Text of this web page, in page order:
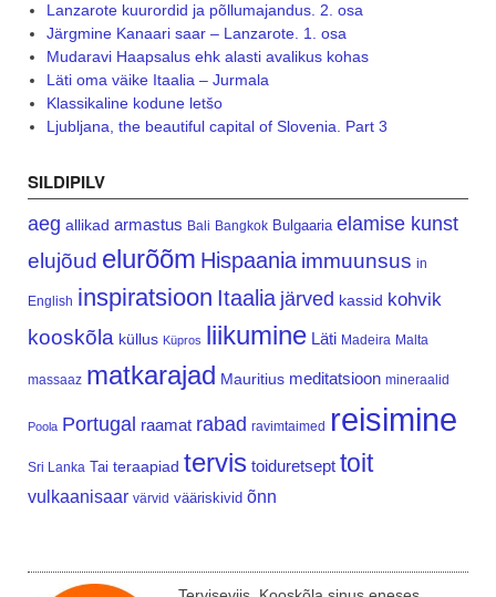
Lanzarote kuurordid ja põllumajandus. 2. osa
Järgmine Kanaari saar – Lanzarote. 1. osa
Mudaravi Haapsalus ehk alasti avalikus kohas
Läti oma väike Itaalia – Jurmala
Klassikaline kodune letšo
Ljubljana, the beautiful capital of Slovenia. Part 3
SILDIPILV
aeg allikad armastus Bali Bangkok Bulgaaria elamise kunst
elujõud elurõõm Hispaania immuunsus in
English inspiratsioon Itaalia järved kassid kohvik
kooskõla küllus Küpros liikumine Läti Madeira Malta
massaaz matkarajad Mauritius meditatsioon mineraalid
Poola Portugal raamat rabad ravimtaimed reisimine
Sri Lanka Tai teraapiad tervis toiduretsept toit
vulkaanisaar värvid vääriskivid õnn